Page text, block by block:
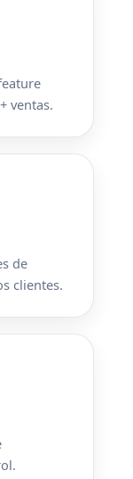
ventas.
de
clientes.